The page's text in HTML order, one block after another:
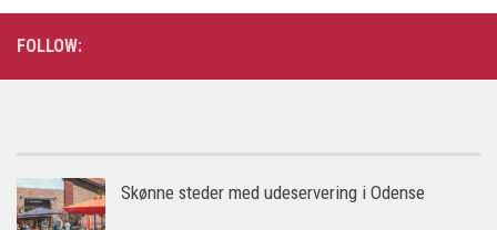
FOLLOW:
Skønne steder med udeservering i Odense